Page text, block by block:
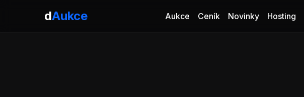
dAukce Aukce Ceník Novinky Hosting